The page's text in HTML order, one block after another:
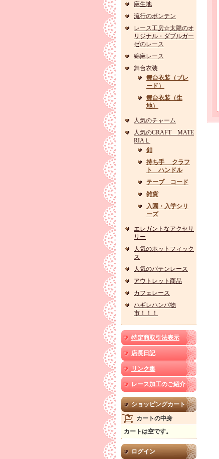
麻生地
流行のボンテン
レース工房☆太陽のオ
リジナル・ダブルガー
ゼのレース
綿麻レース
舞台衣装
舞台衣装（ブレ
ード）
舞台衣装（生
地）
人気のチャーム
人気のCRAFT MATE
RIAＬ
釦
持ち手 クラフ
ト ハンドル
テープ コード
雑貨
入園・入学シリ
ーズ
エレガントなアクセサ
リー
人気のホットフィック
ス
人気のバテンレース
アウトレット商品
カフェレース
ハギレハンパ物
市！！！
特定商取引法表示
店長日記
リンク集
レース加工のご紹介
ショッピングカート
カートの中身
カートは空です。
ログイン